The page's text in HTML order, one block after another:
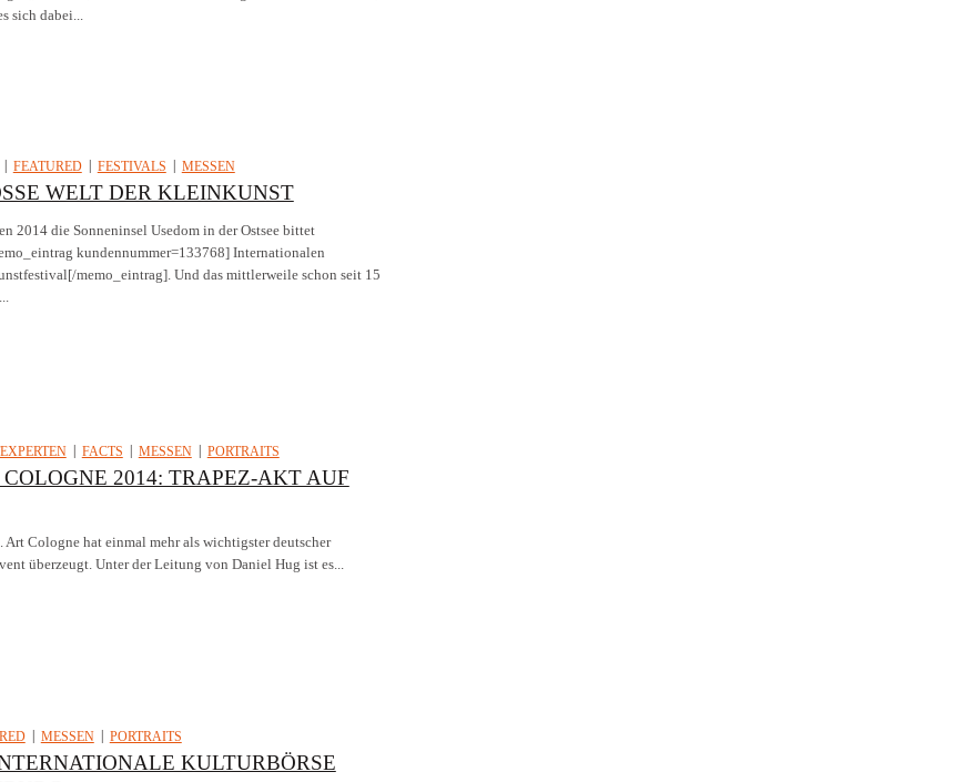
sich dabei...
FEATURED FESTIVALS MESSEN
WELT DER KLEINKUNST
2014 die Sonneninsel Usedom in der Ostsee bittet
kundennummer=133768] Internationalen
memo_eintrag]. Und das mittlerweile schon seit 15
FACTS MESSEN PORTRAITS
COLOGNE 2014: TRAPEZ-AKT AUF
Art Cologne hat einmal mehr als wichtigster deutscher
überzeugt. Unter der Leitung von Daniel Hug ist es...
MESSEN PORTRAITS
KULTURBÖRSE